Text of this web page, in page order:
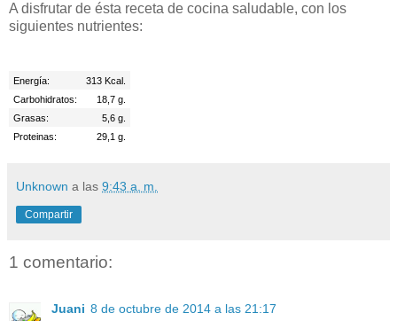
A disfrutar de ésta receta de cocina saludable, con los
siguientes nutrientes:
Energía:
313 Kcal.
Carbohidratos:
18,7 g.
Grasas:
5,6 g.
Proteinas:
29,1 g.
Unknown a las 9:43 a. m.
Compartir
1 comentario:
Juani 8 de octubre de 2014 a las 21:17